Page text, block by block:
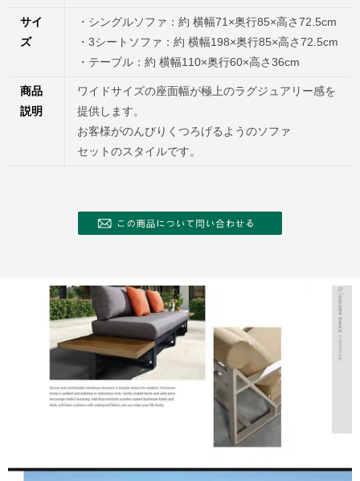
サイ
ズ
・シングルソファ：約 横幅71×奥行85×高さ72.5cm
・3シートソファ：約 横幅198×奥行85×高さ72.5cm
・テーブル：約 横幅110×奥行60×高さ36cm
商品
説明
ワイドサイズの座面幅が極上のラグジュアリー感を
提供します。
お客様がのんびりくつろげるようのソファ
セットのスタイルです。